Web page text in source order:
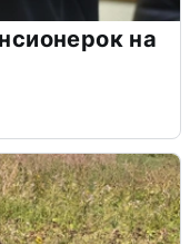
на